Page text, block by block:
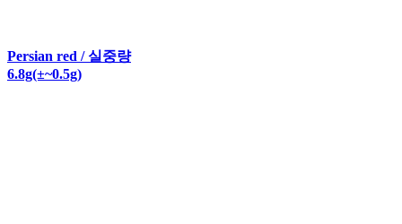
Persian red / 실중량
6.8g(±~0.5g)